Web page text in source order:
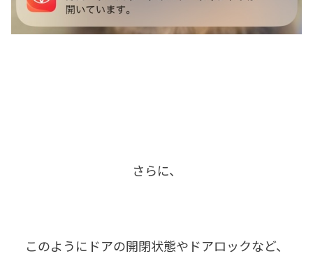
さらに、
このようにドアの開閉状態やドアロックなど、